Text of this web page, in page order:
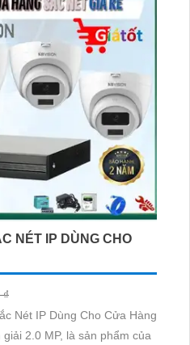
NÉT IP DÙNG CHO
₫
Nét IP Dùng Cho Cửa Hàng
2.0 MP, là sản phẩm của